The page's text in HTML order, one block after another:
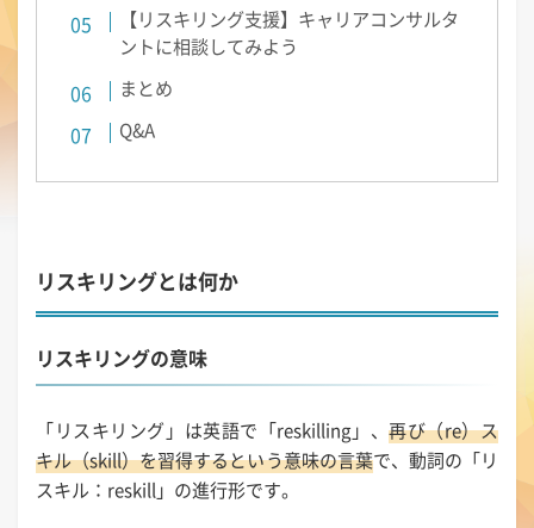
【リスキリング支援】キャリアコンサルタ
ントに相談してみよう
まとめ
Q&A
リスキリングとは何か
リスキリングの意味
「リスキリング」は英語で「reskilling」、再び（re）ス
キル（skill）を習得するという意味の言葉で、動詞の「リ
スキル：reskill」の進行形です。